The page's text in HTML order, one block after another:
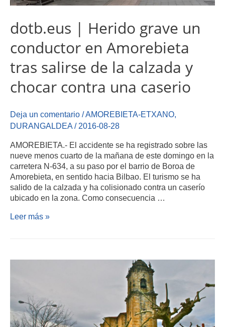
dotb.eus | Herido grave un
conductor en Amorebieta
tras salirse de la calzada y
chocar contra una caserio
Deja un comentario /AMOREBIETA-ETXANO
DURANGALDEA / 2016-08-28
AMOREBIETA.- El accidente se ha registrado sobre las
nueve menos cuarto de la mañana de este domingo en la
carretera N-634, a su paso por el barrio de Boroa de
Amorebieta, en sentido hacia Bilbao. El turismo se ha
salido de la calzada y ha colisionado contra un caserío
ubicado en la zona. Como consecuencia …
Leer más »